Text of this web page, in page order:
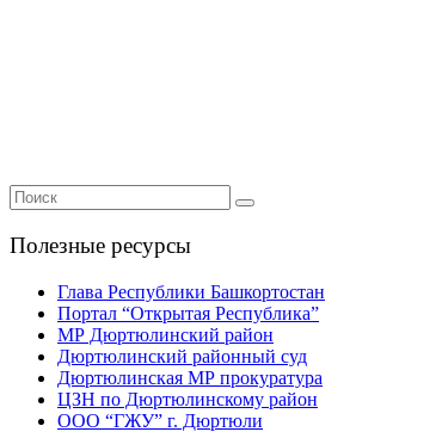
Полезные ресурсы
Глава Республики Башкортостан
Портал “Открытая Республика”
МР Дюртюлинский район
Дюртюлинский районный суд
Дюртюлинская МР прокуратура
ЦЗН по Дюртюлинскому район
ООО “ГЖУ” г. Дюртюли